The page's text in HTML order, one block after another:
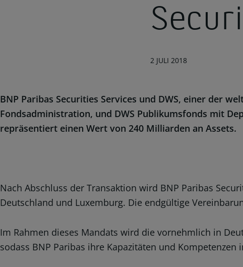
2 JULI 2018
BNP Paribas Securities Services und DWS, einer der
Fondsadministration, und DWS Publikumsfonds mit
repräsentiert einen Wert von 240 Milliarden an Assets.
Nach Abschluss der Transaktion wird BNP Paribas
Deutschland und Luxemburg. Die endgültige
Im Rahmen dieses Mandats wird die vornehmlich in
sodass BNP Paribas ihre Kapazitäten und